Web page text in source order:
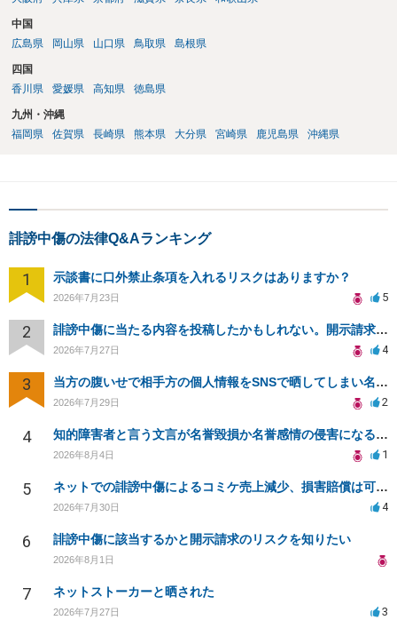
中国
広島県
岡山県 山口県 鳥取県 島根県
四国
香川県
愛媛県 高知県 徳島県
九州・沖縄
福岡県
佐賀県 長崎県 熊本県 大分県 宮崎県 鹿児島県 沖縄県
誹謗中傷の法律Q&Aランキング
1 示談書に口外禁止条項を入れるリスクはありますか？
2026年7月23日 5
2 誹謗中傷に当たる内容を投稿したかもしれない。開示請求や民事刑事裁判に発展しうるのか教えて欲しい。
2026年7月27日 4
3 当方の腹いせで相手方の個人情報をSNSで晒してしまい名誉毀損させてしまったかもしれない
2026年7月29日 2
4 知的障害者と言う文言が名誉毀損か名誉感情の侵害になるか教えてほしい。
2026年8月4日 1
5 ネットでの誹謗中傷によるコミケ売上減少、損害賠償は可能か？
2026年7月30日 4
6 誹謗中傷に該当するかと開示請求のリスクを知りたい
2026年8月1日
7 ネットストーカーと晒された
2026年7月27日 3